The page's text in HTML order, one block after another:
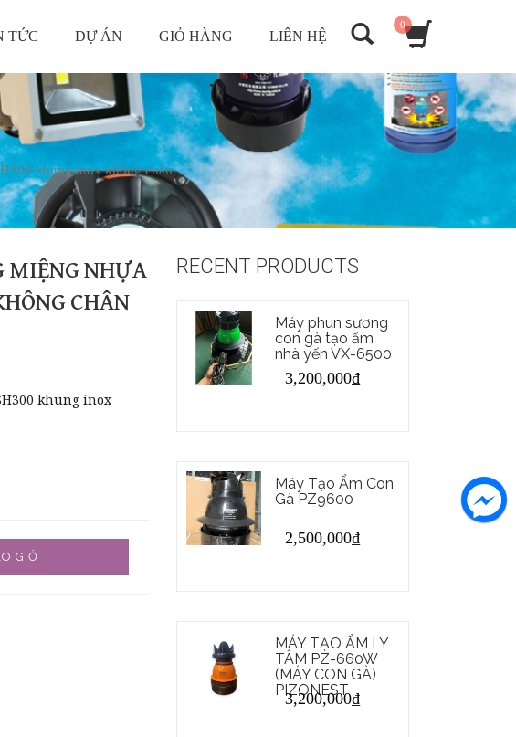
0
TỨC DỰ ÁN GIỎ HÀNG LIÊN HỆ
khung inox không chân
MIỆNG NHỰA
CHÂN
khung inox
GIỎ
RECENT PRODUCTS
3,200,000₫
Máy phun sương
con gà tạo ẩm
nhà yến VX-6500
2,500,000₫
Máy Tạo Ẩm Con
Gà PZ9600
3,200,000₫
MÁY TẠO ẨM LY
TÂM PZ-660W
(MÁY CON GÀ)
PIZONEST